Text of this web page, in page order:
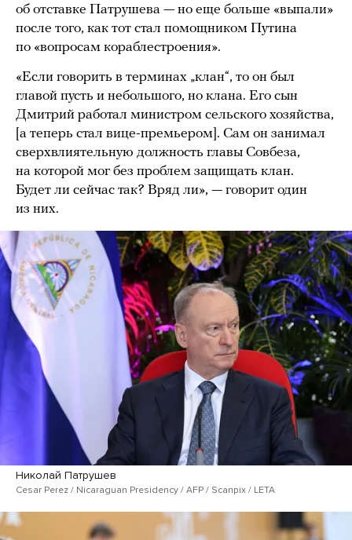
об отставке Патрушева — но еще больше «выпали»
после того, как тот стал помощником Путина
по «вопросам кораблестроения».
«Если говорить в терминах „клан“, то он был
главой пусть и небольшого, но клана. Его сын
Дмитрий работал министром сельского хозяйства,
[а теперь стал вице-премьером]. Сам он занимал
сверхвлиятельную должность главы Совбеза,
на которой мог без проблем защищать клан.
Будет ли сейчас так? Вряд ли», — говорит один
из них.
Николай Патрушев
Cesar Perez / Nicaraguan Presidency / AFP / Scanpix / LETA